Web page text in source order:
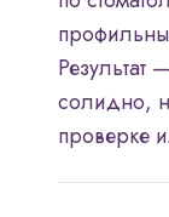
Результат
солидно,
проверке